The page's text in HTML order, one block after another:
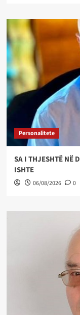
Personalitete
SA I THJESHTË NË
ISHTE
06/08/2026 0